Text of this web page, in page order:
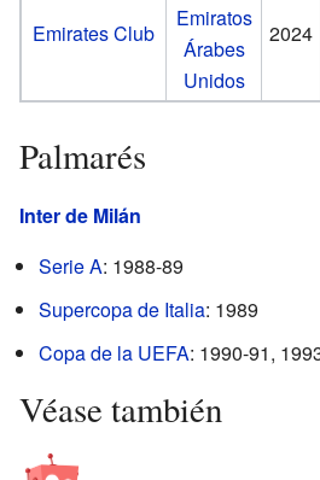
Emirates Club
Emiratos
Árabes
Unidos
2024
Palmarés
Inter de Milán
Serie A: 1988-89
Supercopa de Italia: 1989
Copa de la UEFA: 1990-91,
Véase también